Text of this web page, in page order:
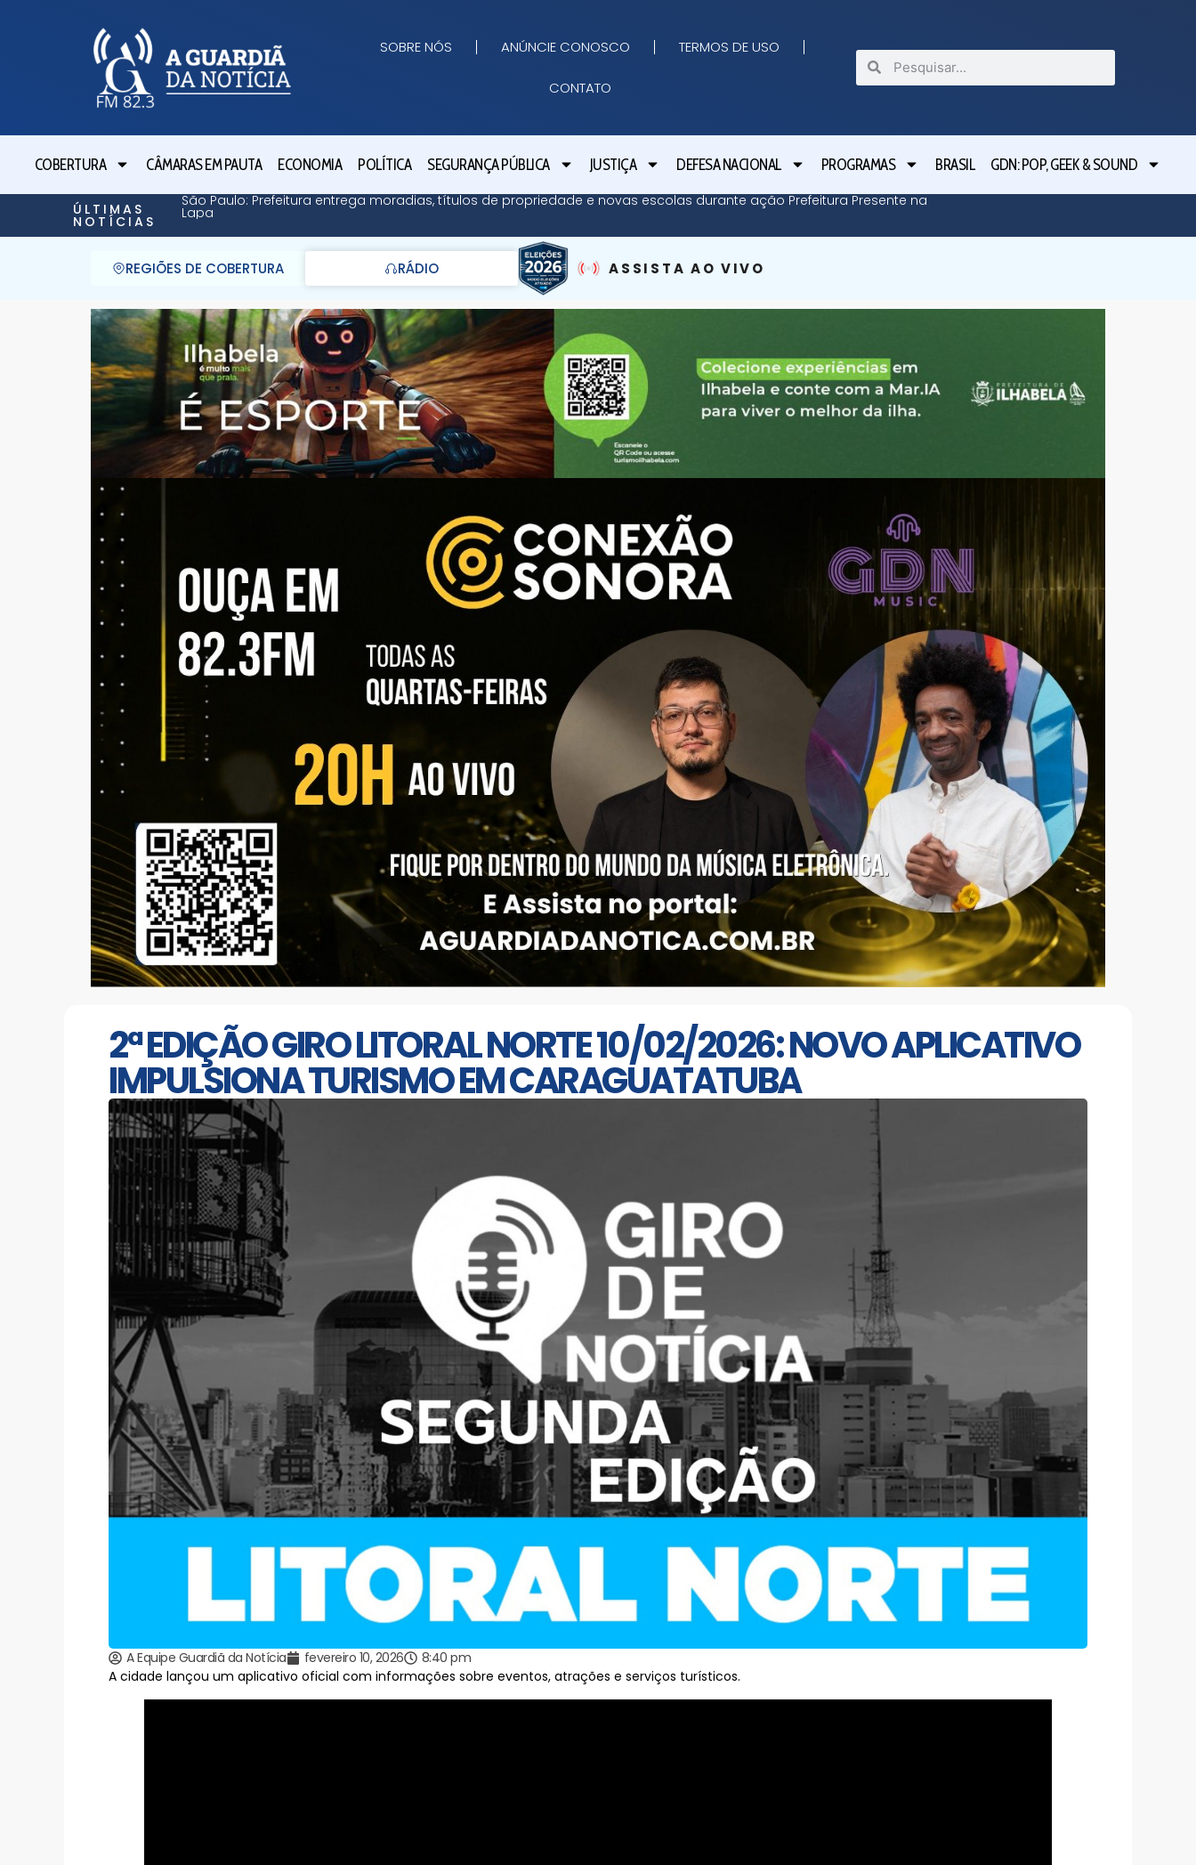
SOBRE NÓS ANÚNCIE CONOSCO TERMOS DE USO
CONTATO
COBERTURA CÂMARAS EM PAUTA ECONOMIA POLÍTICA SEGURANÇA PÚBLICA JUSTIÇA DEFESA NACIONAL PROGRAMAS BRASIL GDN: POP, GEEK & SOUND
ÚLTIMAS
NOTÍCIAS
São Paulo: Prefeitura entrega moradias, títulos de propriedade e novas escolas durante ação Prefeitura Presente na
Lapa
REGIÕES DE COBERTURA RÁDIO ASSISTA AO VIVO
2ª EDIÇÃO GIRO LITORAL NORTE 10/02/2026: NOVO APLICATIVO
IMPULSIONA TURISMO EM CARAGUATATUBA
A Equipe Guardiã da Notícia fevereiro 10, 2026
8:40 pm
A cidade lançou um aplicativo oficial com informações sobre eventos, atrações e serviços turísticos.